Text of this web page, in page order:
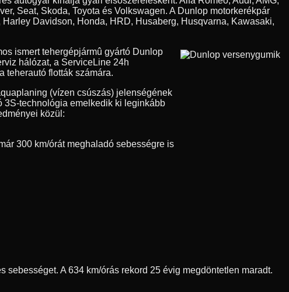
Seat, Skoda, Toyota és Volkswagen. A Dunlop motorkerékpár
Davidson, Honda, HRD, Husaberg, Husqvarna, Kawasaki,
ismert tehergépjármû gyártó Dunlop
hálózat, a ServiceLine 24h
teherautó flották számára.
(vízen csúszás) jelenségének
3S-technológia emelkedik ki leginkább
közül:
300 km/órát meghaladó sebességre is
A 634 km/órás rekord 25 évig megdöntetlen maradt.